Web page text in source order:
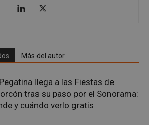
Más del autor
llega a las Fiestas de
tras su paso por el Sonorama:
y cuándo verlo gratis